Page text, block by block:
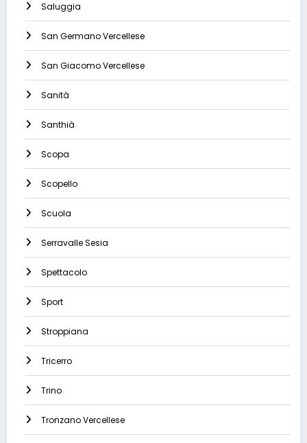
Saluggia
San Germano Vercellese
San Giacomo Vercellese
Sanità
Santhià
Scopa
Scopello
Scuola
Serravalle Sesia
Spettacolo
Sport
Stroppiana
Tricerro
Trino
Tronzano Vercellese